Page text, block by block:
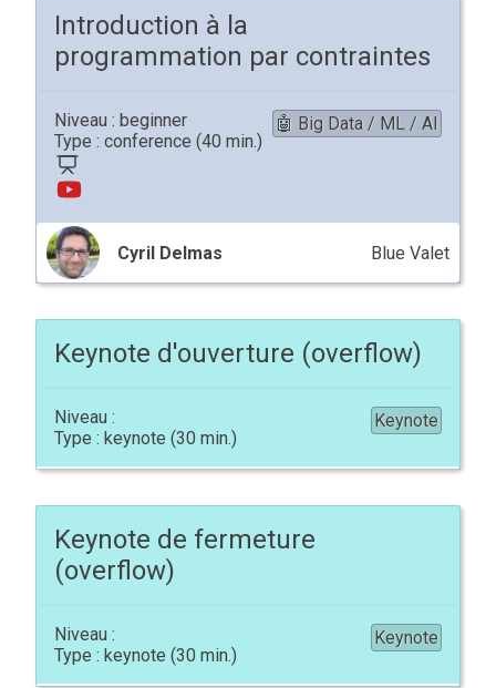
Introduction à la
programmation par contraintes
🤖 Big Data / ML / AI
beginner
conference
Cyril Delmas Blue Valet
Keynote d'ouverture (overflow)
Keynote
keynote
Keynote de fermeture
(overflow)
Keynote
keynote